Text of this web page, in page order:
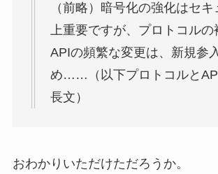
（前略）暗号化の強化はセキ
上重要ですが、プロトコルの
APIの頻繁な変更は、新規参
め……（以下プロトコルと
長文）
おわかりいただけただろうか。